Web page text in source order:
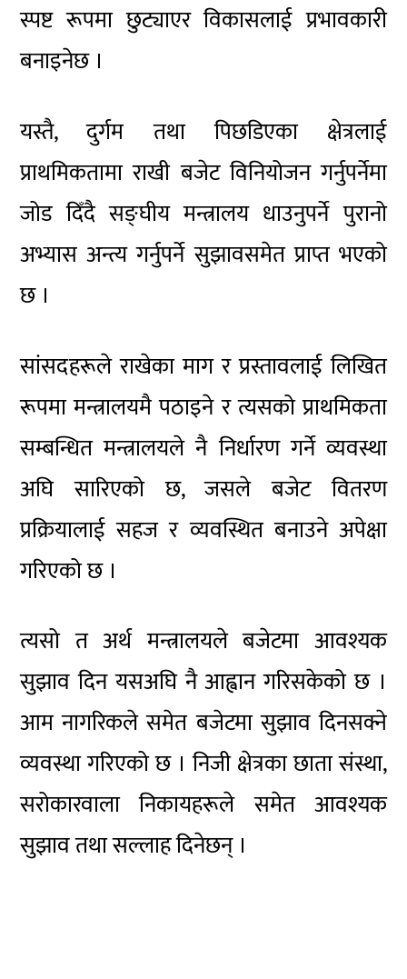
स्पष्ट रूपमा छुट्याएर विकासलाई प्रभावकारी
बनाइनेछ ।
यस्तै, दुर्गम तथा पिछडिएका क्षेत्रलाई
प्राथमिकतामा राखी बजेट विनियोजन गर्नुपर्नेमा
जोड दिँदै सङ्घीय मन्त्रालय धाउनुपर्ने पुरानो
अभ्यास अन्त्य गर्नुपर्ने सुझावसमेत प्राप्त भएको
छ ।
सांसदहरूले राखेका माग र प्रस्तावलाई लिखित
रूपमा मन्त्रालयमै पठाइने र त्यसको प्राथमिकता
सम्बन्धित मन्त्रालयले नै निर्धारण गर्ने व्यवस्था
अघि सारिएको छ, जसले बजेट वितरण
प्रक्रियालाई सहज र व्यवस्थित बनाउने अपेक्षा
गरिएको छ ।
त्यसो त अर्थ मन्त्रालयले बजेटमा आवश्यक
सुझाव दिन यसअघि नै आह्वान गरिसकेको छ ।
आम नागरिकले समेत बजेटमा सुझाव दिनसक्ने
व्यवस्था गरिएको छ । निजी क्षेत्रका छाता संस्था,
सरोकारवाला निकायहरूले समेत आवश्यक
सुझाव तथा सल्लाह दिनेछन् ।